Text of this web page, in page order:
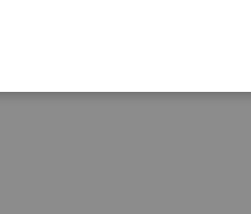
quality care